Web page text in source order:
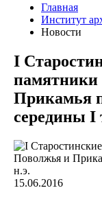
Главная
Институт
Новости
I
памятники
Прикамья
середины I
15.06.2016